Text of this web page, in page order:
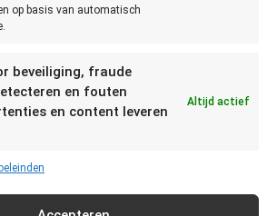
op basis van automatisch
beveiliging, fraude
en fouten
en content leveren
Altijd actief